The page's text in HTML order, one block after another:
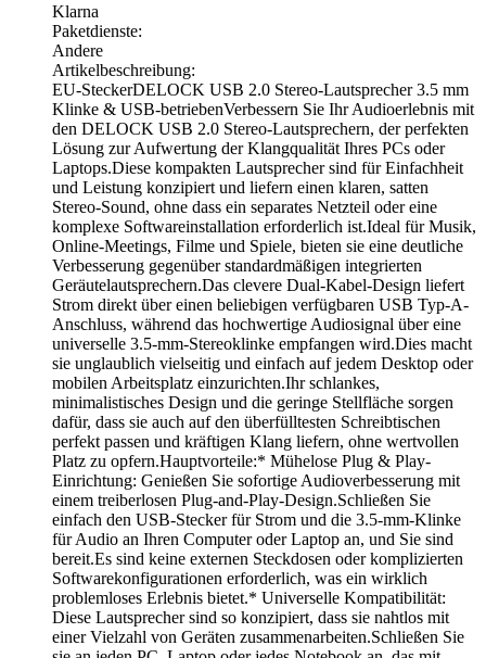
Klarna
Paketdienste:
Andere
Artikelbeschreibung:
EU-SteckerDELOCK USB 2.0 Stereo-Lautsprecher 3.5 mm
Klinke & USB-betriebenVerbessern Sie Ihr Audioerlebnis mit
den DELOCK USB 2.0 Stereo-Lautsprechern, der perfekten
Lösung zur Aufwertung der Klangqualität Ihres PCs oder
Laptops.Diese kompakten Lautsprecher sind für Einfachheit
und Leistung konzipiert und liefern einen klaren, satten
Stereo-Sound, ohne dass ein separates Netzteil oder eine
komplexe Softwareinstallation erforderlich ist.Ideal für Musik,
Online-Meetings, Filme und Spiele, bieten sie eine deutliche
Verbesserung gegenüber standardmäßigen integrierten
Geräutelautsprechern.Das clevere Dual-Kabel-Design liefert
Strom direkt über einen beliebigen verfügbaren USB Typ-A-
Anschluss, während das hochwertige Audiosignal über eine
universelle 3.5-mm-Stereoklinke empfangen wird.Dies macht
sie unglaublich vielseitig und einfach auf jedem Desktop oder
mobilen Arbeitsplatz einzurichten.Ihr schlankes,
minimalistisches Design und die geringe Stellfläche sorgen
dafür, dass sie auch auf den überfülltesten Schreibtischen
perfekt passen und kräftigen Klang liefern, ohne wertvollen
Platz zu opfern.Hauptvorteile:* Mühelose Plug & Play-
Einrichtung: Genießen Sie sofortige Audioverbesserung mit
einem treiberlosen Plug-and-Play-Design.Schließen Sie
einfach den USB-Stecker für Strom und die 3.5-mm-Klinke
für Audio an Ihren Computer oder Laptop an, und Sie sind
bereit.Es sind keine externen Steckdosen oder komplizierten
Softwarekonfigurationen erforderlich, was ein wirklich
problemloses Erlebnis bietet.* Universelle Kompatibilität:
Diese Lautsprecher sind so konzipiert, dass sie nahtlos mit
einer Vielzahl von Geräten zusammenarbeiten.Schließen Sie